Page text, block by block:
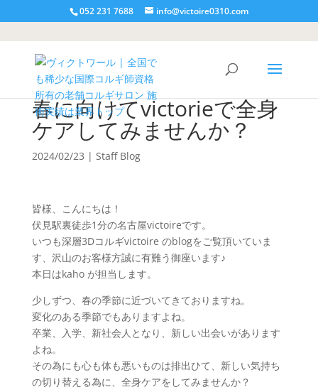
052 231 7688 info@victoire0310.com
春に向けてvictorieで全身
ケアしてみませんか？
2024/02/23 | Staff Blog
皆様、こんにちは！
伏見駅裏徒歩1分の名古屋victoireです。
いつも深層3Dコルギvictoire のblogをご覧頂いていま
す、沢山のお客様方誠に有難う御座います♪
本日はkaho が担当します。
少しずつ、春の季節に近づいてきておりますね。
変化のある季節でもありますよね。
卒業、入学、新社会人となり、新しい出会いがあります
よね。
その為にも心も体も悪いものは排出ひて、新しい気持ち
の切り替える為に、全身ケアをしてみませんか？